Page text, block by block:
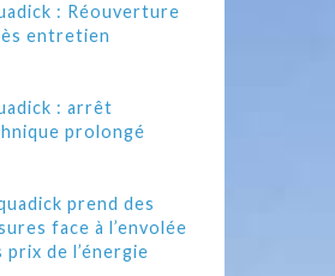
: Réouverture
entretien
: arrêt
prolongé
prend des
face à l’envolée
prix de l’énergie